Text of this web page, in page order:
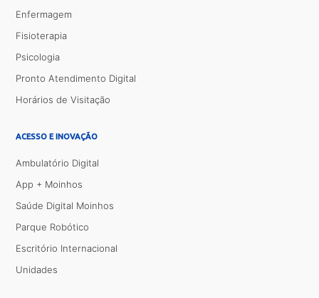
Enfermagem
Fisioterapia
Psicologia
Pronto Atendimento Digital
Horários de Visitação
ACESSO E INOVAÇÃO
Ambulatório Digital
App + Moinhos
Saúde Digital Moinhos
Parque Robótico
Escritório Internacional
Unidades